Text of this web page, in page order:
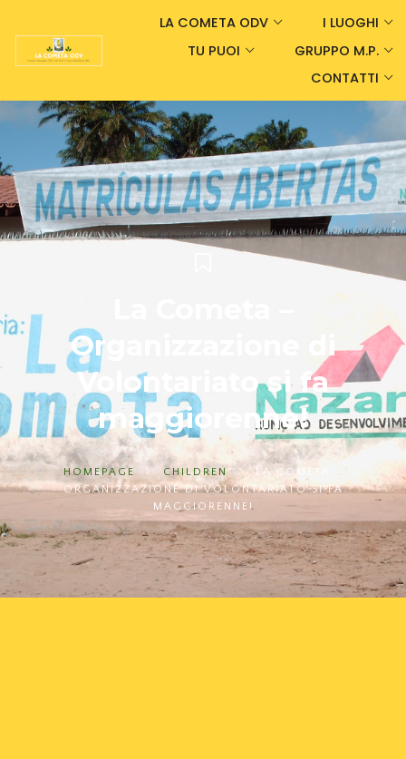
LA COMETA ODV
I LUOGHI
TU PUOI
GRUPPO M.P.
CONTATTI
Organizzazione di
Volontariato si fa
maggiorenne!
HOMEPAGE CHILDREN
LA COMETA -
ORGANIZZAZIONE DI VOLONTARIATO SI FA
MAGGIORENNE!